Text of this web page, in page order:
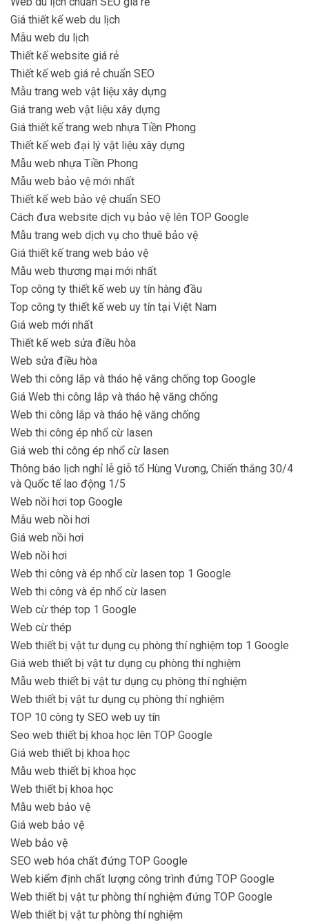
Giá thiết kế web du lịch
Mẫu web du lịch
Thiết kế website giá rẻ
Thiết kế web giá rẻ chuẩn SEO
Mẫu trang web vật liệu xây dựng
Giá trang web vật liệu xây dựng
Giá thiết kế trang web nhựa Tiền Phong
Thiết kế web đại lý vật liệu xây dựng
Mẫu web nhựa Tiền Phong
Mẫu web bảo vệ mới nhất
Thiết kế web bảo vệ chuẩn SEO
Cách đưa website dịch vụ bảo vệ lên TOP Google
Mẫu trang web dịch vụ cho thuê bảo vệ
Giá thiết kế trang web bảo vệ
Mẫu web thương mại mới nhất
Top công ty thiết kế web uy tín hàng đầu
Top công ty thiết kế web uy tín tại Việt Nam
Giá web mới nhất
Thiết kế web sửa điều hòa
Web sửa điều hòa
Web thi công lắp và tháo hệ văng chống top Google
Giá Web thi công lắp và tháo hệ văng chống
Web thi công lắp và tháo hệ văng chống
Web thi công ép nhổ cừ lasen
Giá web thi công ép nhổ cừ lasen
Thông báo lịch nghỉ lễ giỗ tổ Hùng Vương, Chiến thắng 30/4
và Quốc tế lao động 1/5
Web nồi hơi top Google
Mẫu web nồi hơi
Giá web nồi hơi
Web nồi hơi
Web thi công và ép nhổ cừ lasen top 1 Google
Web thi công và ép nhổ cừ lasen
Web cừ thép top 1 Google
Web cừ thép
Web thiết bị vật tư dụng cụ phòng thí nghiệm top 1 Google
Giá web thiết bị vật tư dụng cụ phòng thí nghiệm
Mẫu web thiết bị vật tư dụng cụ phòng thí nghiệm
Web thiết bị vật tư dụng cụ phòng thí nghiệm
TOP 10 công ty SEO web uy tín
Seo web thiết bị khoa học lên TOP Google
Giá web thiết bị khoa học
Mẫu web thiết bị khoa học
Web thiết bị khoa học
Mẫu web bảo vệ
Giá web bảo vệ
Web bảo vệ
SEO web hóa chất đứng TOP Google
Web kiểm định chất lượng công trình đứng TOP Google
Web thiết bị vật tư phòng thí nghiệm đứng TOP Google
Web thiết bị vật tư phòng thí nghiệm